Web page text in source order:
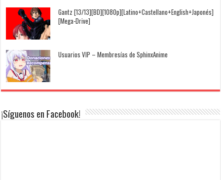
Gantz [13/13][BD][1080p][Latino+Castellano+English+Japonés]
[Mega-Drive]
Usuarios VIP – Membresías de SphinxAnime
¡Síguenos en Facebook!